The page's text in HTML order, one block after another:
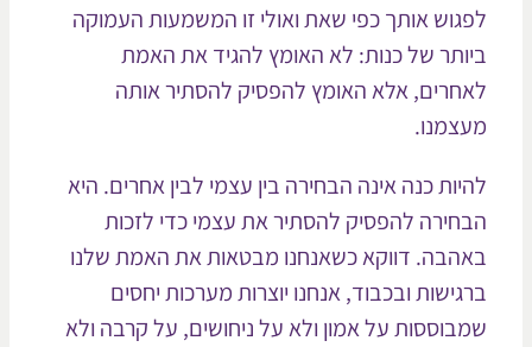
אותך כפי שאת ואולי זו המשמעות העמוקה
של כנות: לא האומץ להגיד את האמת
אלא האומץ להפסיק להסתיר אותה
כנה אינה הבחירה בין עצמי לבין אחרים. היא
להפסיק להסתיר את עצמי כדי לזכות
דווקא כשאנחנו מבטאות את האמת שלנו
ובכבוד, אנחנו יוצרות מערכות יחסים
על אמון ולא על ניחושים, על קרבה ולא